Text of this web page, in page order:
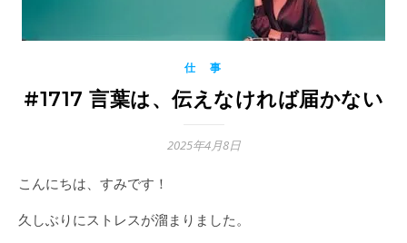
仕 事
#1717 言葉は、伝えなければ届かない
2025年4月8日
こんにちは、すみです！
久しぶりにストレスが溜まりました。